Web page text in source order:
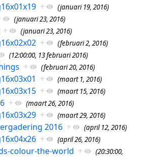
+ (januari 19, 2016)
(januari 23, 2016)
+ (januari 23, 2016)
+ (februari 2, 2016)
(12:00:00, 13 februari 2016)
+ (februari 20, 2016)
+ (maart 1, 2016)
+ (maart 15, 2016)
+ (maart 26, 2016)
+ (maart 29, 2016)
2016 + (april 12, 2016)
+ (april 26, 2016)
colour-the-world +
(20:30:00,